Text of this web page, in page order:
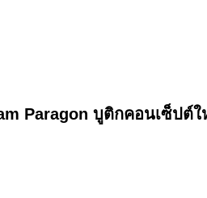
Paragon บูติกคอนเซ็ป